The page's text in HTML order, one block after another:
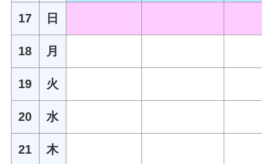
17 日
18 月
19 火
20 水
21 木